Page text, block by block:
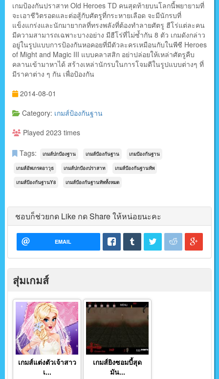
เกมป้องกันปราสาท Old Heroes TD คนสุดท้ายบนโลกนี้พยายามที่
จะเอาชีวิตรอดและต่อสู้กับศัตรูที่กระหายเลือด จะมีนักรบที่
แข็งแกร่งและนักมายากลที่ทรงพลังที่ต้องทำลายศัตรู ฮีโร่แต่ละคน
มีความสามารถเฉพาะบางอย่าง มีฮีโร่ที่ไม่ซ้ำกัน 8 ตัว เกมดังกล่าว
อยู่ในรูปแบบการป้องกันหอคอยที่มีตัวละครเหมือนกับในพีซี Heroes
of Might and Magic III แบบคลาสสิก อย่าปล่อยให้เหล่าศัตรูคืบ
คลานเข้ามาหาได้ สร้างเหล่านักรบในการโจมตีในรูปแบบต่างๆ ที่
มีราคาต่าง ๆ กัน เพื่อป้องกัน
2014-08-01
Category: เกมส์ป้องกันฐาน
Played 2023 times
Tags: เกมส์ปกป้องฐาน เกมส์ป้องกันฐาน เกมป้องกันฐาน
เกมส์อัพเกรดอาวุธ เกมส์ปกป้องปราสาท เกมส์ป้องกันฐานทัพ
เกมส์ปัองกันฐานY8 เกมส์ป้องกันฐานทัพทั้งหมด
ชอบก็ช่วยกด Like กด Share ให้หน่อยนะคะ
EMAIL
สุ่มเกมส์
เกมส์แต่งตัวเจ้าสาว
เ...
เกมส์ยิงซอมบี้สุด
มัน...